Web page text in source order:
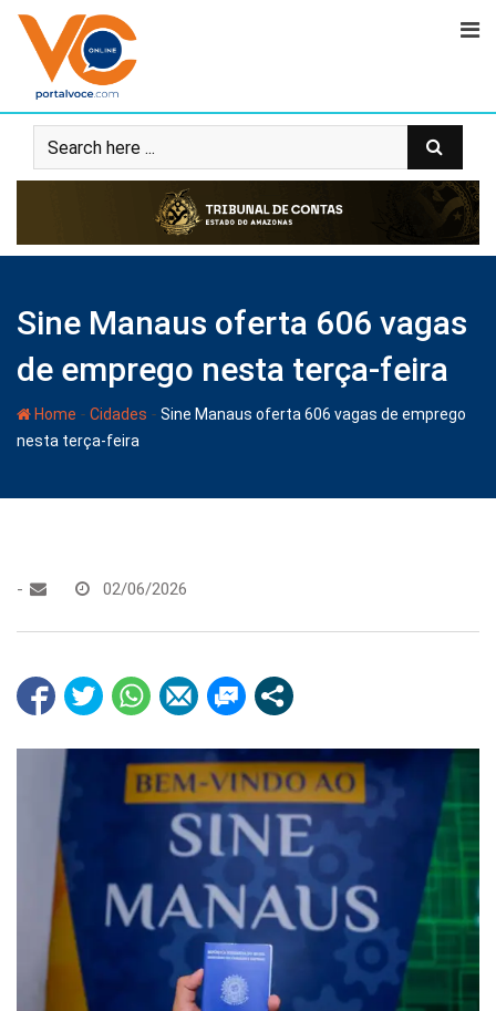
Sine Manaus oferta 606 vagas
de emprego nesta terça-feira
Home - Cidades - Sine Manaus oferta 606 vagas de emprego
nesta terça-feira
- 02/06/2026